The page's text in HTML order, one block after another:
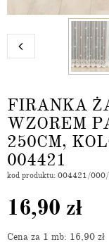
FIRANKA
WZOREM
250CM,
004421
kod produktu: 004421/
16,90 zł
Cena za 1 mb: 16,90 zł